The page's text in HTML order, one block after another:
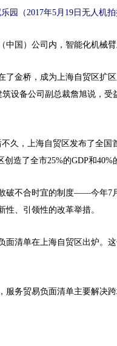
（2017年5月19日无人机拍
）公司内，智能化机械臂
金桥，成为上海自贸区扩
设备公司副总裁詹旭说，
，上海自贸区发布了全国
造了全市25%的GDP和40%
不合时宜的制度——今年7月
、引领性的改革举措。
清单在上海自贸区出炉。这
务贸易负面清单主要解决跨